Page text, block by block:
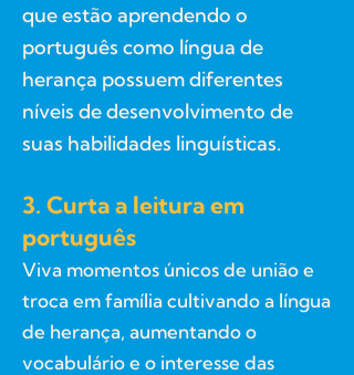
que estão aprendendo o
português como língua de
herança possuem diferentes
níveis de desenvolvimento de
suas habilidades linguísticas.
3. Curta a leitura em
português
Viva momentos únicos de união e
troca em família cultivando a língua
de herança, aumentando o
vocabulário e o interesse das